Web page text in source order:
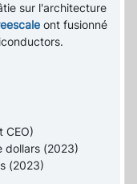
sur l'architecture
ont fusionné
CEO)
dollars (2023)
(2023)